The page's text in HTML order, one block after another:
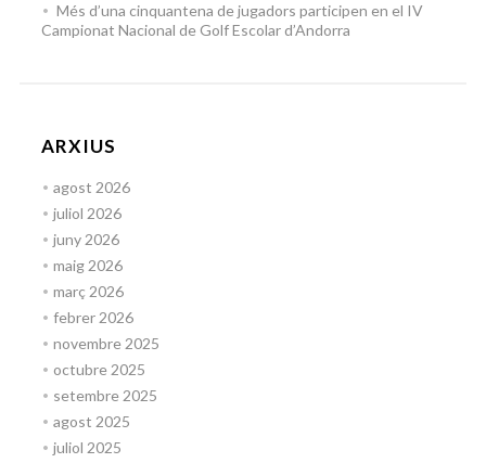
Més d’una cinquantena de jugadors participen en el IV
Campionat Nacional de Golf Escolar d’Andorra
ARXIUS
agost 2026
juliol 2026
juny 2026
maig 2026
març 2026
febrer 2026
novembre 2025
octubre 2025
setembre 2025
agost 2025
juliol 2025